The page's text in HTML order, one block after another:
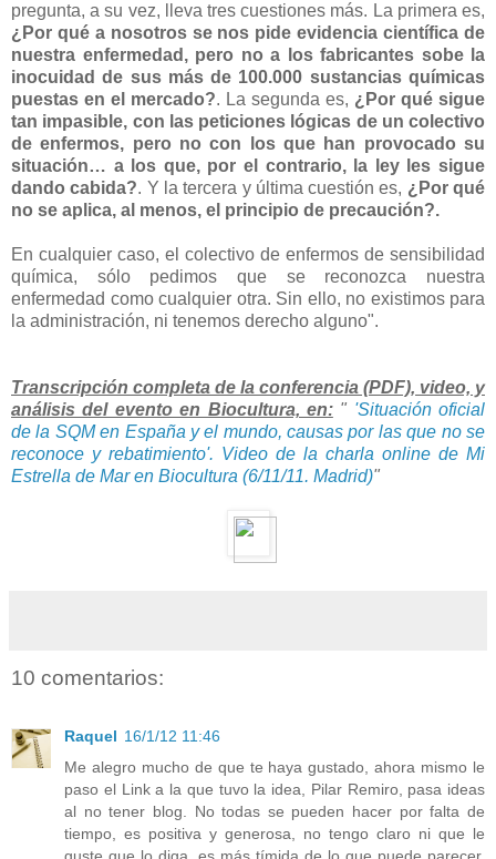
pregunta, a su vez, lleva tres cuestiones más. La primera es,
¿Por qué a nosotros se nos pide evidencia científica de
nuestra enfermedad, pero no a los fabricantes sobe la
inocuidad de sus más de 100.000 sustancias químicas
puestas en el mercado?. La segunda es, ¿Por qué sigue
tan impasible, con las peticiones lógicas de un colectivo
de enfermos, pero no con los que han provocado su
situación… a los que, por el contrario, la ley les sigue
dando cabida?. Y la tercera y última cuestión es, ¿Por qué
no se aplica, al menos, el principio de precaución?.
En cualquier caso, el colectivo de enfermos de sensibilidad
química, sólo pedimos que se reconozca nuestra
enfermedad como cualquier otra. Sin ello, no existimos para
la administración, ni tenemos derecho alguno".
Transcripción completa de la conferencia (PDF), video, y
análisis del evento en Biocultura, en:" 'Situación oficial
de la SQM en España y el mundo, causas por las que no se
reconoce y rebatimiento'. Video de la charla online de Mi
Estrella de Mar en Biocultura (6/11/11. Madrid)"
10 comentarios:
Raquel 16/1/12 11:46
Me alegro mucho de que te haya gustado, ahora mismo le
paso el Link a la que tuvo la idea, Pilar Remiro, pasa ideas
al no tener blog. No todas se pueden hacer por falta de
tiempo, es positiva y generosa, no tengo claro ni que le
guste que lo diga, es más tímida de lo que puede parecer.